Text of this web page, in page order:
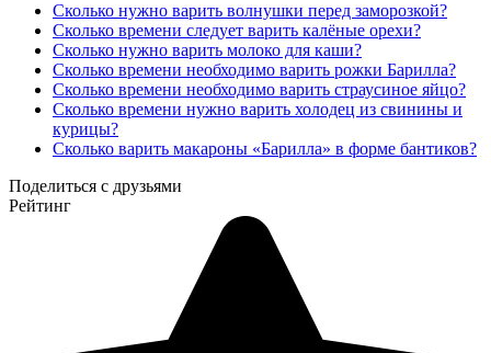
Сколько нужно варить волнушки перед заморозкой?
Сколько времени следует варить калёные орехи?
Сколько нужно варить молоко для каши?
Сколько времени необходимо варить рожки Барилла?
Сколько времени необходимо варить страусиное яйцо?
Сколько времени нужно варить холодец из свинины и
курицы?
Сколько варить макароны «Барилла» в форме бантиков?
Поделиться с друзьями
Рейтинг